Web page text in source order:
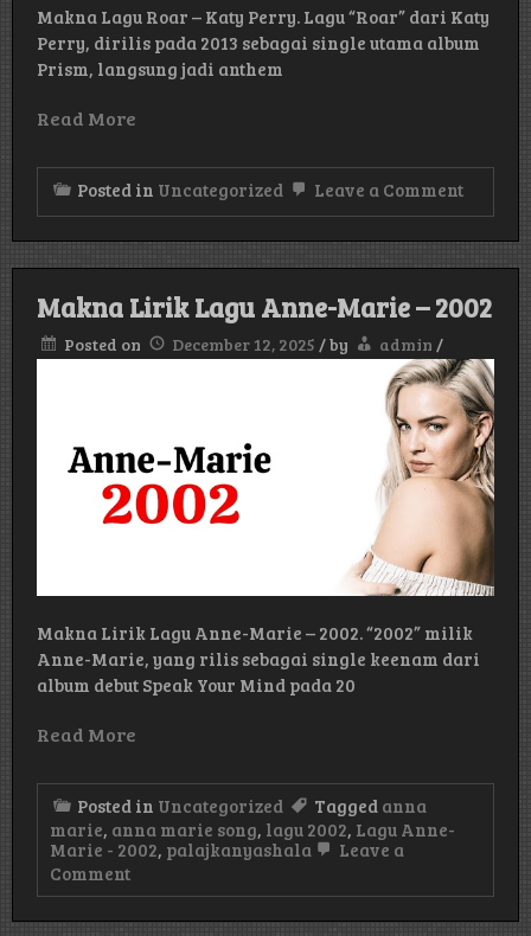
Makna Lagu Roar – Katy Perry. Lagu “Roar” dari Katy
Perry, dirilis pada 2013 sebagai single utama album
Prism, langsung jadi anthem
Read More
Posted in Uncategorized Leave a Commenton
Roar
–
Perry
Makna Lirik Lagu Anne-Marie – 2002
Posted on December 12, 2025 /by admin /
Makna Lirik Lagu Anne-Marie – 2002. “2002” milik
Anne-Marie, yang rilis sebagai single keenam dari
album debut Speak Your Mind pada 20
Read More
Posted in Uncategorized Tagged anna
marie, anna marie song, lagu 2002, Lagu Anne-
Marie - 2002, palajkanyashala
Leave a
Commenton
Makna